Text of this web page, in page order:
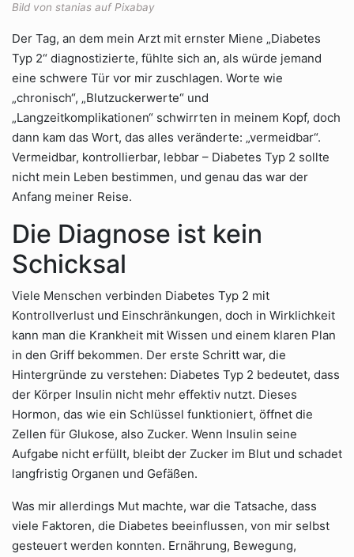
Bild von stanias auf Pixabay
Der Tag, an dem mein Arzt mit ernster Miene „Diabetes
Typ 2“ diagnostizierte, fühlte sich an, als würde jemand
eine schwere Tür vor mir zuschlagen. Worte wie
„chronisch“, „Blutzuckerwerte“ und
„Langzeitkomplikationen“ schwirrten in meinem Kopf, doch
dann kam das Wort, das alles veränderte: „vermeidbar“.
Vermeidbar, kontrollierbar, lebbar – Diabetes Typ 2 sollte
nicht mein Leben bestimmen, und genau das war der
Anfang meiner Reise.
Die Diagnose ist kein
Schicksal
Viele Menschen verbinden Diabetes Typ 2 mit
Kontrollverlust und Einschränkungen, doch in Wirklichkeit
kann man die Krankheit mit Wissen und einem klaren Plan
in den Griff bekommen. Der erste Schritt war, die
Hintergründe zu verstehen: Diabetes Typ 2 bedeutet, dass
der Körper Insulin nicht mehr effektiv nutzt. Dieses
Hormon, das wie ein Schlüssel funktioniert, öffnet die
Zellen für Glukose, also Zucker. Wenn Insulin seine
Aufgabe nicht erfüllt, bleibt der Zucker im Blut und schadet
langfristig Organen und Gefäßen.
Was mir allerdings Mut machte, war die Tatsache, dass
viele Faktoren, die Diabetes beeinflussen, von mir selbst
gesteuert werden konnten. Ernährung, Bewegung,